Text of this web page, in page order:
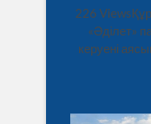
226
«Әділет»
керуені